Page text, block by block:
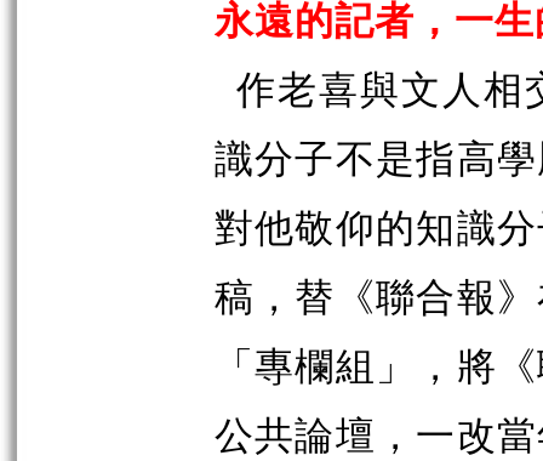
永遠的記者，一
作老喜與文人相
識分子不是指高
對他敬仰的知識
稿，替《聯合報
「專欄組」，將
公共論壇，一改